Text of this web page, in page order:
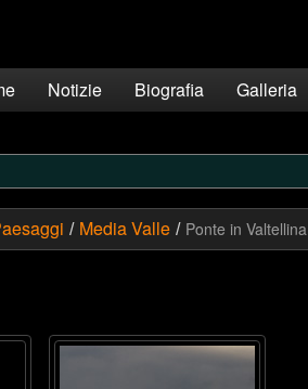
Notizie Biografia Galleria
/ Media Valle / Ponte in Valtellina